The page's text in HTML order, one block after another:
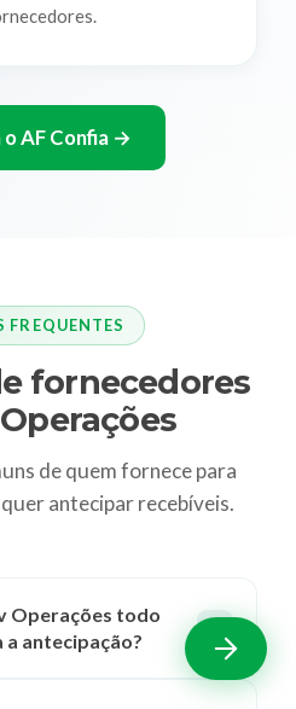
o AF Confia →
FREQUENTES
fornecedores
de quem fornece para
antecipar recebíveis.
Operações todo
a antecipação?